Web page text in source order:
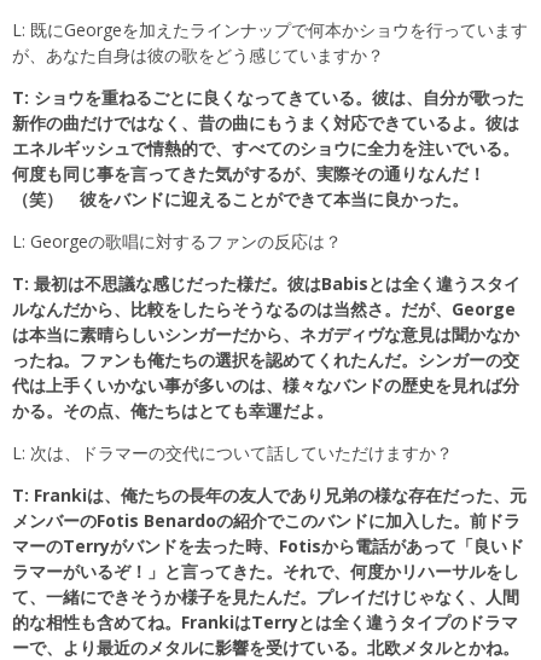
L: 既にGeorgeを加えたラインナップで何本かショウを行っています
が、あなた自身は彼の歌をどう感じていますか？
T: ショウを重ねるごとに良くなってきている。彼は、自分が歌った
新作の曲だけではなく、昔の曲にもうまく対応できているよ。彼は
エネルギッシュで情熱的で、すべてのショウに全力を注いでいる。
何度も同じ事を言ってきた気がするが、実際その通りなんだ！
（笑） 彼をバンドに迎えることができて本当に良かった。
L: Georgeの歌唱に対するファンの反応は？
T: 最初は不思議な感じだった様だ。彼はBabisとは全く違うスタイ
ルなんだから、比較をしたらそうなるのは当然さ。だが、George
は本当に素晴らしいシンガーだから、ネガディヴな意見は聞かなか
ったね。ファンも俺たちの選択を認めてくれたんだ。シンガーの交
代は上手くいかない事が多いのは、様々なバンドの歴史を見れば分
かる。その点、俺たちはとても幸運だよ。
L: 次は、ドラマーの交代について話していただけますか？
T: Frankiは、俺たちの長年の友人であり兄弟の様な存在だった、元
メンバーのFotis Benardoの紹介でこのバンドに加入した。前ドラ
マーのTerryがバンドを去った時、Fotisから電話があって「良いド
ラマーがいるぞ！」と言ってきた。それで、何度かリハーサルをし
て、一緒にできそうか様子を見たんだ。プレイだけじゃなく、人間
的な相性も含めてね。FrankiはTerryとは全く違うタイプのドラマ
ーで、より最近のメタルに影響を受けている。北欧メタルとかね。